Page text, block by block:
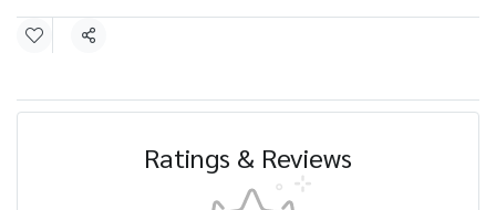
Share
Ratings & Reviews